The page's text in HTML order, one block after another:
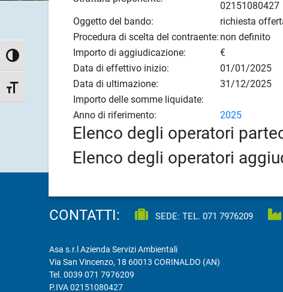
Attiva/disattiva alto contrasto
Attiva/disattiva dimensione testo
02151080427
Oggetto del bando:
richiesta
Procedura di scelta del contraente: non definito
Importo di aggiudicazione:
€
Data di effettivo inizio:
01/01/2025
Data di ultimazione:
31/12/2025
Importo delle somme liquidate:
Anno di riferimento:
2025
Elenco degli operatori
Elenco degli operatori
CONTATTI: SEDE: TEL. 071 7976209
Asa s.r.l Azienda Servizi Ambientali
Via San Vincenzo, 18 60013 CORINALDO (AN)
Tel.0039 071 7976209
P.IVA 02151080427